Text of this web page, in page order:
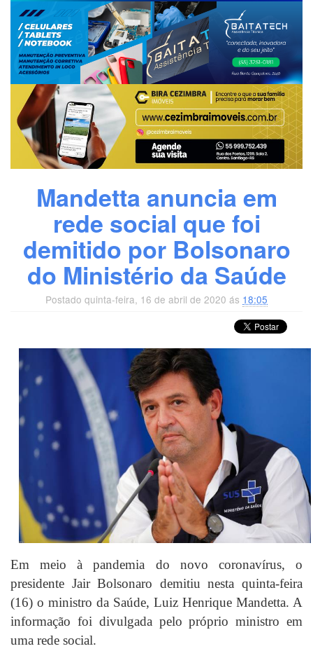
Mandetta anuncia em
rede social que foi
demitido por Bolsonaro
do Ministério da Saúde
Postado quinta-feira, 16 de abril de 2020 ás 18:05
Em meio à pandemia do novo coronavírus, o
presidente Jair Bolsonaro demitiu nesta quinta-feira
(16) o ministro da Saúde, Luiz Henrique Mandetta. A
informação foi divulgada pelo próprio ministro em
uma rede social.